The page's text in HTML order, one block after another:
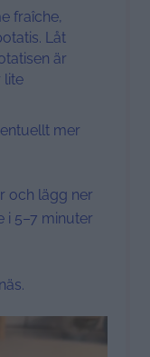
fraîche,
Låt
är
lite
mer
och lägg ner
i 5–7 minuter